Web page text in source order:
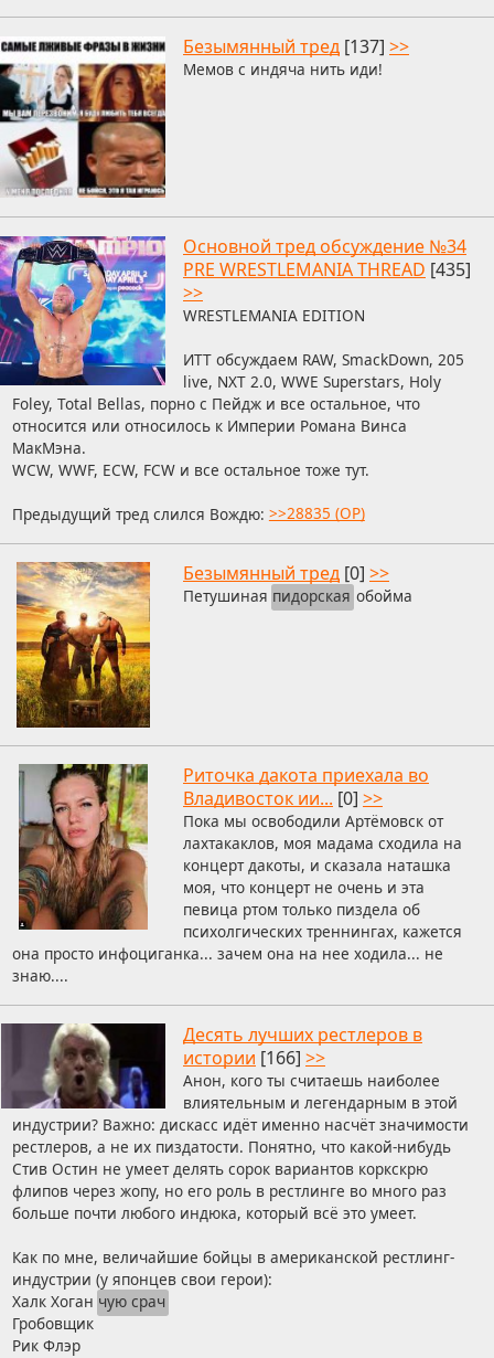
Безымянный тред [137] >>
Мемов с индяча нить иди!
Основной тред обсуждение №34
PRE WRESTLEMANIA THREAD [435]
>>
WRESTLEMANIA EDITION
ИТТ обсуждаем RAW, SmackDown, 205
live, NXT 2.0, WWE Superstars, Holy
Foley, Total Bellas, порно с Пейдж и все остальное, что
относится или относилось к Империи Романа Винса
МакМэна.
WCW, WWF, ECW, FCW и все остальное тоже тут.
Предыдущий тред слился Вождю: >>28835 (OP)
Безымянный тред [0] >>
Петушиная пидорская обойма
Риточка дакота приехала во
Владивосток ии... [0] >>
Пока мы освободили Артёмовск от
лахтакаклов, моя мадама сходила на
концерт дакоты, и сказала наташка
моя, что концерт не очень и эта
певица ртом только пиздела об
психолгических треннингах, кажется
она просто инфоциганка... зачем она на нее ходила... не
знаю....
Десять лучших рестлеров в
истории [166] >>
Анон, кого ты считаешь наиболее
влиятельным и легендарным в этой
индустрии? Важно: дискасс идёт именно насчёт значимости
рестлеров, а не их пиздатости. Понятно, что какой-нибудь
Стив Остин не умеет делять сорок вариантов коркскрю
флипов через жопу, но его роль в рестлинге во много раз
больше почти любого индюка, который всё это умеет.
Как по мне, величайшие бойцы в американской рестлинг-
индустрии (у японцев свои герои):
Халк Хоган чую срач
Гробовщик
Рик Флэр